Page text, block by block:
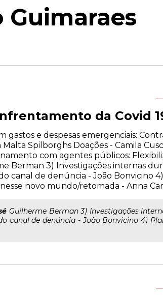
Guimaraes
da Covid
gastos e despesas emergenciais:
Spilborghs Doações - Camila
com agentes públicos:
Berman 3) Investigações internas
canal de denúncia - João Bonvicino
novo mundo/retomada - Anna
Guilherme Berman 3) Investigações
canal de denúncia - João Bonvicino 4)